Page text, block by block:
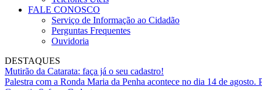
FALE CONOSCO
Serviço de Informação ao Cidadão
Perguntas Frequentes
Ouvidoria
DESTAQUES
Mutirão da Catarata: faça já o seu cadastro!
Palestra com a Ronda Maria da Penha acontece no dia 14 de agosto.